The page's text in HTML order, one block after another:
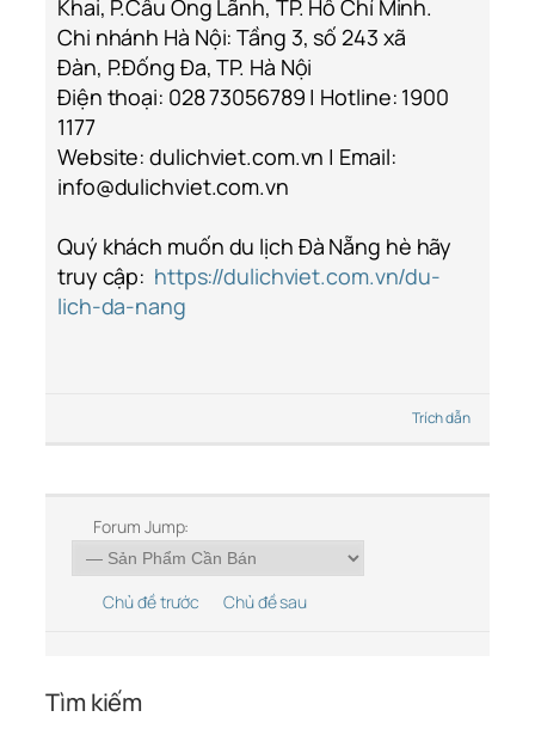
Khai, P.Cầu Ông Lãnh, TP. Hồ Chí Minh.
Chi nhánh Hà Nội: Tầng 3, số 243 xã
Đàn, P.Đống Đa, TP. Hà Nội
Điện thoại: 028 73056789 | Hotline: 1900
1177
Website: dulichviet.com.vn | Email:
info@dulichviet.com.vn
Quý khách muốn du lịch Đà Nẵng hè hãy
truy cập: https://dulichviet.com.vn/du-
lich-da-nang
Trích dẫn
Forum Jump:
Chủ đề trước Chủ đề sau
Tìm kiếm